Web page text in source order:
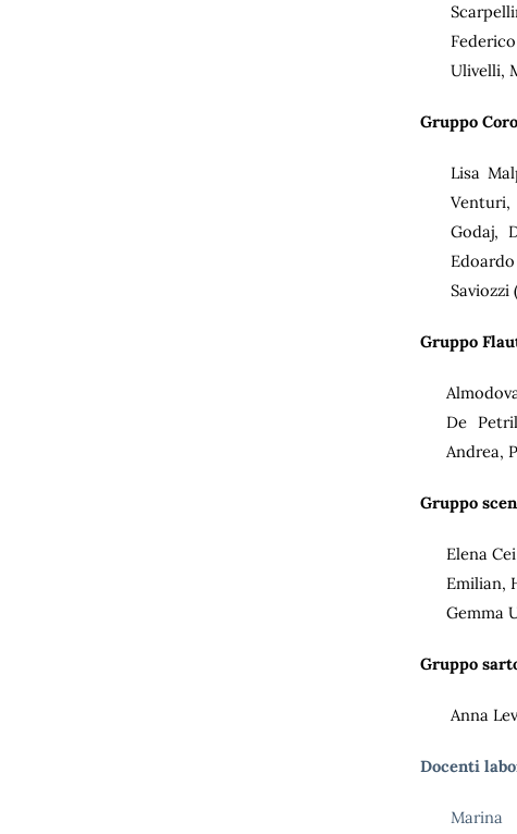
Ulivelli,
Gruppo
Lisa
Venturi,
Godaj,
Saviozzi
Gruppo
De
Andrea,
Gruppo
Elena
Emilian,
Gemma
Gruppo
Anna
Docenti
Marina